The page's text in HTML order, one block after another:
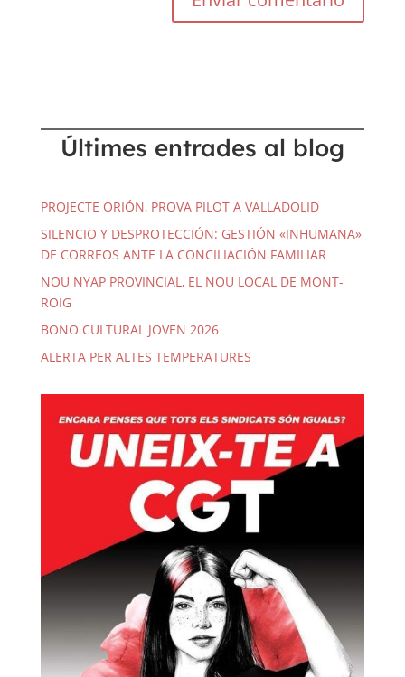
Últimes entrades al blog
PROJECTE ORIÓN, PROVA PILOT A VALLADOLID
SILENCIO Y DESPROTECCIÓN: GESTIÓN «INHUMANA»
DE CORREOS ANTE LA CONCILIACIÓN FAMILIAR
NOU NYAP PROVINCIAL, EL NOU LOCAL DE MONT-
ROIG
BONO CULTURAL JOVEN 2026
ALERTA PER ALTES TEMPERATURES